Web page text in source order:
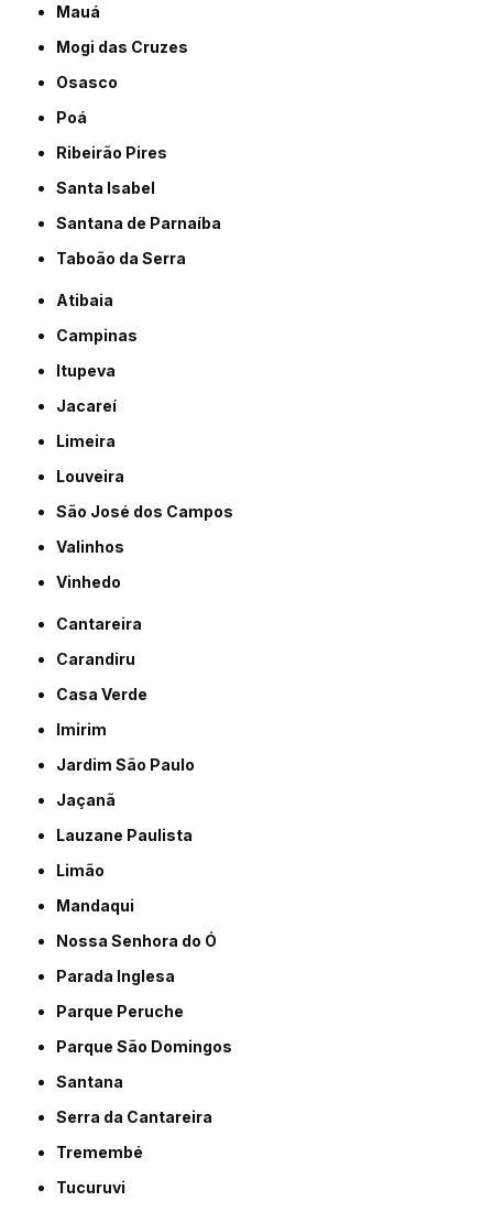
Mauá
Mogi das Cruzes
Osasco
Poá
Ribeirão Pires
Santa Isabel
Santana de Parnaíba
Taboão da Serra
Atibaia
Campinas
Itupeva
Jacareí
Limeira
Louveira
São José dos Campos
Valinhos
Vinhedo
Cantareira
Carandiru
Casa Verde
Imirim
Jardim São Paulo
Jaçanã
Lauzane Paulista
Limão
Mandaqui
Nossa Senhora do Ó
Parada Inglesa
Parque Peruche
Parque São Domingos
Santana
Serra da Cantareira
Tremembé
Tucuruvi